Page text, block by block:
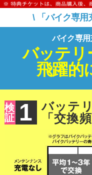
\ 「バイク専用
バイク専用
バッテリ
飛躍的
検
証 1
バッテ
「交換